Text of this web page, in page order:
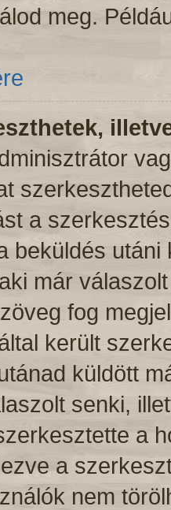
meg.
a
beküldés
már
fog
került
küldött
senki,
a
a
nem